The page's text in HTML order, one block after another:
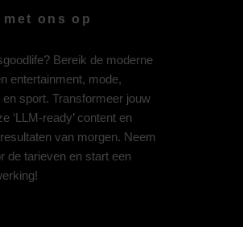
met ons op
Bereik de moderne
entertainment, mode,
sport. Transformeer jouw
‘LLM-ready’ content en
van morgen. Neem
de tarieven en start een